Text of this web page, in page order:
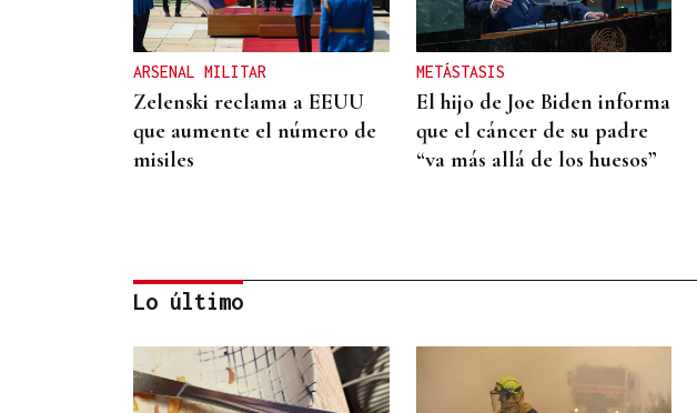
ARSENAL MILITAR
Zelenski reclama a EEUU
que aumente el número de
misiles
METÁSTASIS
El hijo de Joe Biden informa
que el cáncer de su padre
“va más allá de los huesos”
REFORMAS
Lo último